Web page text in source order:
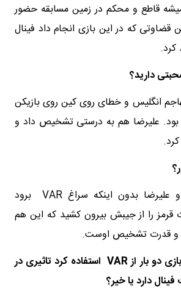
قاطع و محکم در زمین مسابقه حضور
قضاوتی که در این بازی انجام داد فینال
دارید؟
انگلیس و خطای روی کین روی بازیکن
علیرضا هم به درستی تشخیص داد و
کاملا مشخص بود و علیرضا بدون اینکه سراغ VAR برود
را از جیبش بیرون کشید که این هم
و قدرت تشخیص اوست.
دو بار ازVAR
استفاده کرد تاثیری در
دارد یا خیر؟